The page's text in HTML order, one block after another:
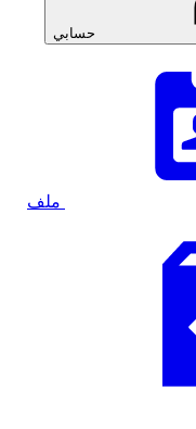
حسابي
ملف